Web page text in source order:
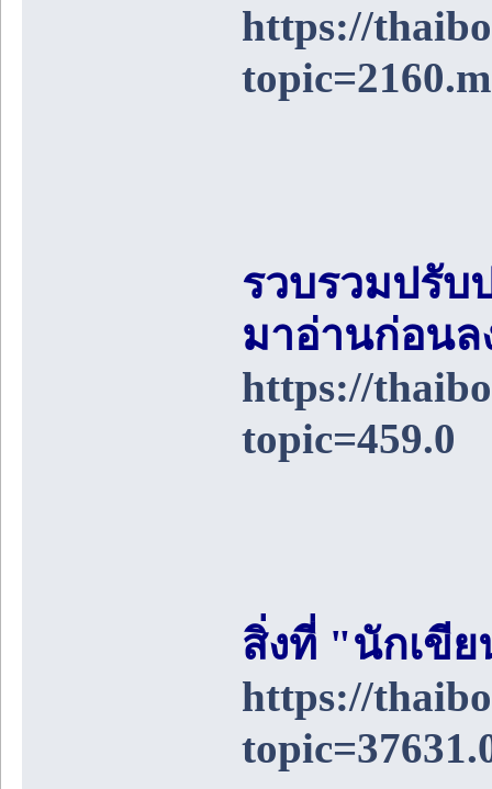
https://
รวบรวมปรับ
มาอ่านก่อน
https://
topic=459.0
สิ่งที่ "นักเขี
https://